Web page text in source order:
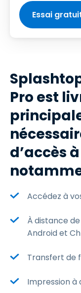
Essai
Pro est
d’accès
Accédez à
À distance
Android et
Transfert de
Impression à